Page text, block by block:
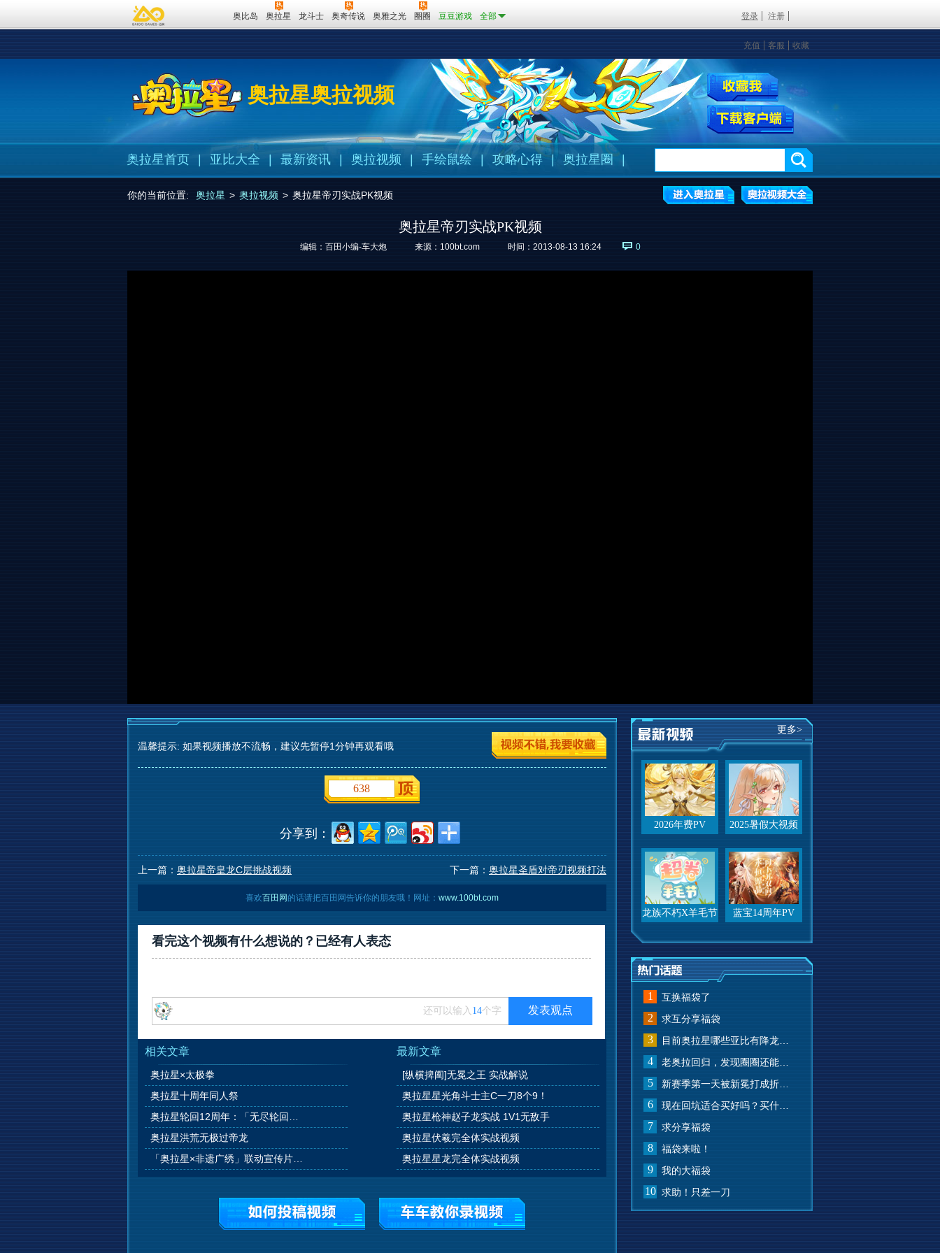
奥比岛 奥拉星 龙斗士 奥奇传说 奥雅之光 圈圈 豆豆游戏 全部 登录 注册
充值 客服 收藏
奥拉星奥拉视频
奥拉星首页 亚比大全 最新资讯 奥拉视频 手绘鼠绘 攻略心得 | 奥拉星圈
你的当前位置: 奥拉星 > 奥拉视频 > 奥拉星帝刃实战PK视频
奥拉星帝刃实战PK视频
编辑：百田小编-车大炮 来源： 100bt.com 时间：2013-08-13 16:24 0
温馨提示: 如果视频播放不流畅，建议先暂停1分钟再观看哦
638
分享到：
上一篇： 奥拉星帝皇龙C层挑战视频 下一篇： 奥拉星圣盾对帝刃视频打法
喜欢百田网 的话请把百田网告诉你的朋友哦！网址： www.100bt.com
看完这个视频有什么想说的？已经有人表态
还可以输入 14个字 发表观点
相关文章
奥拉星×太极拳
奥拉星十周年同人祭
奥拉星洪荒无极过帝龙
最新文章
[纵横捭阖]无冕之王 实战解说
奥拉星星光角斗士主C一刀8个9！
奥拉星枪神赵子龙实战 1V1无敌手
奥拉星伏羲完全体实战视频
奥拉星星龙完全体实战视频
更多>
2026年费PV 2025暑假大视频
龙族不朽X羊毛节 蓝宝14周年PV
1 互换福袋了
2 求互分享福袋
3
4
5
6
7 求分享福袋
8 福袋来啦！
9 我的大福袋
10 求助！只差一刀